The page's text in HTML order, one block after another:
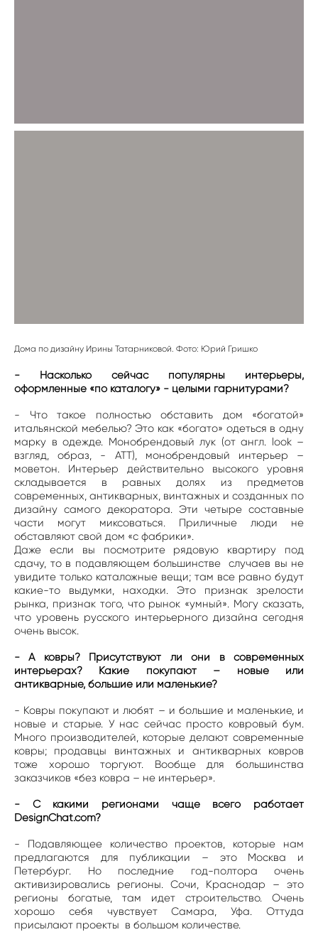
Дома по дизайну Ирины Татарниковой. Фото: Юрий Гришко
- Насколько сейчас популярны интерьеры,
оформленные «по каталогу» - целыми гарнитурами?
- Что такое полностью обставить дом «богатой»
итальянской мебелью? Это как «богато» одеться в одну
марку в одежде. Монобрендовый лук (от англ. look –
взгляд, образ, - АТТ), монобрендовый интерьер –
моветон. Интерьер действительно высокого уровня
складывается в равных долях из предметов
современных, антикварных, винтажных и созданных по
дизайну самого декоратора. Эти четыре составные
части могут миксоваться. Приличные люди не
обставляют свой дом «с фабрики».
Даже если вы посмотрите рядовую квартиру под
сдачу, то в подавляющем большинстве случаев вы не
увидите только каталожные вещи; там все равно будут
какие-то выдумки, находки. Это признак зрелости
рынка, признак того, что рынок «умный». Могу сказать,
что уровень русского интерьерного дизайна сегодня
очень высок.
- А ковры? Присутствуют ли они в современных
интерьерах? Какие покупают – новые или
антикварные, большие или маленькие?
- Ковры покупают и любят – и большие и маленькие, и
новые и старые. У нас сейчас просто ковровый бум.
Много производителей, которые делают современные
ковры; продавцы винтажных и антикварных ковров
тоже хорошо торгуют. Вообще для большинства
заказчиков «без ковра – не интерьер».
- С какими регионами чаще всего работает
DesignChat.com?
- Подавляющее количество проектов, которые нам
предлагаются для публикации – это Москва и
Петербург. Но последние год-полтора очень
активизировались регионы. Сочи, Краснодар – это
регионы богатые, там идет строительство. Очень
хорошо себя чувствует Самара, Уфа. Оттуда
присылают проекты в большом количестве.